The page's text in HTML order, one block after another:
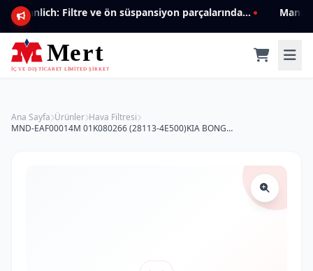
Mannlich: Filtre ve ön süspansiyon parçalarında genişleyen ürün yelpazesiyle kalite ve güven.
Ana Sayfa Ürünler Hava Filtresi
MND-EAF00014M 01K080266 (28113-4E500)KIA BONGO TEK TEKER HAVA FİLTRESİ